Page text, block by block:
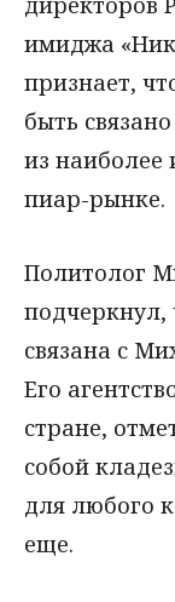
имиджа
признает,
быть
из наиболее
пиар-рынке.
Политолог
подчеркнул,
связана с
Его
стране,
собой
для любого
еще.